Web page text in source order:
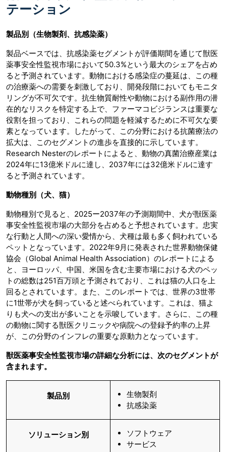
テーション
製品別（生物製剤、抗感染薬）
製品ベースでは、抗感染薬セグメントが評価期間を通じて獣医
薬事安全性監視市場において50.3%という最大のシェアを占め
ると予測されています。動物における感染症の蔓延は、この種
の治療薬への需要を刺激しており、開発段階においてもモニタ
リングが不可欠です。抗生物質耐性や動物における副作用の潜
在的なリスクを特定する上で、ファーマコビジランスは重要な
役割を担っており、これらの問題を軽減するために不可欠な要
素となっています。したがって、この分野における抗菌療法の
拡大は、このセグメントの進歩を直接的に示しています。
Research Nesterのレポートによると、動物の真菌治療産業は
2024年に13億米ドルに達し、2037年には32億米ドルに達す
ると予測されています。
動物種別（犬、猫）
動物種別で見ると、2025ー2037年の予測期間中、犬が獣医薬
事安全性監視市場の大部分を占めると予想されています。忠実
な行動と人間への深い愛情から、犬種は最も多く飼われている
ペットとなっています。2022年9月に発表された世界動物保健
協会（Global Animal Health Association）のレポートによる
と、ヨーロッパ、中国、米国を含む主要市場における犬のペッ
トの総数は251百万頭と予測されており、これは猫の人口を上
回るとされています。また、このレポートでは、世界の3世帯
に1世帯が犬を飼っていると述べられています。これは、猫よ
りも犬への支出が多いことを示唆しています。さらに、この種
の動物に関する獣医クリニックや病院への登録予約率の上昇
が、この分野のインフレの重要な原動力となっています。
獣医薬事安全性監視市場の詳細な分析には、次のセグメントが
含まれます。
製品別
生物製剤
抗感染薬
ソリューション別
ソフトウェア
サービス